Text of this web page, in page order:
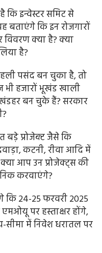
कि इन्वेस्टर समिट से
बताएंगे कि इन रोजगारों
क्या है? क्या
है?
पसंद बन चुका है, तो
भी हजारों भूखंड खाली
बन चुके हैं? सरकार
बड़े प्रोजेक्ट जैसे कि
कटनी, रीवा आदि में
आप उन प्रोजेक्ट्स की
करवाएंगे?
कि 24-25 फरवरी 2025
पर हस्ताक्षर होंगे,
में निवेश धरातल पर